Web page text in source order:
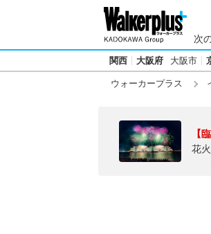
次
関西 大阪府 大阪市
ウォーカープラス
【
花